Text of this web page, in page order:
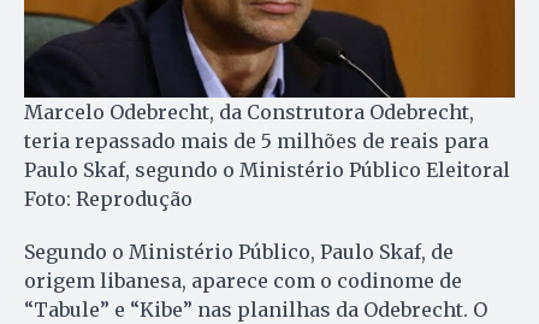
Marcelo Odebrecht, da Construtora Odebrecht,
teria repassado mais de 5 milhões de reais para
Paulo Skaf, segundo o Ministério Público Eleitoral
Foto: Reprodução
Segundo o Ministério Público, Paulo Skaf, de
origem libanesa, aparece com o codinome de
“Tabule” e “Kibe” nas planilhas da Odebrecht. O